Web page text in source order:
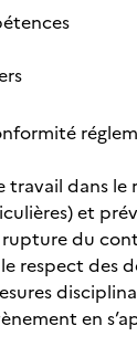
dans
et
du
respect des
en